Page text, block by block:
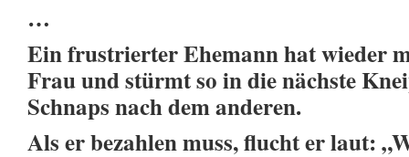
…
Ein frustrierter Ehemann hat wieder
Frau und stürmt so in die nächste
Schnaps nach dem anderen.
Als er bezahlen muss, flucht er laut: